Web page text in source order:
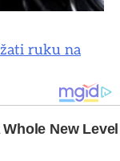
ruku na